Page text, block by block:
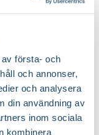
första- och
och annonser,
och analysera
din användning av
inom sociala
kombinera